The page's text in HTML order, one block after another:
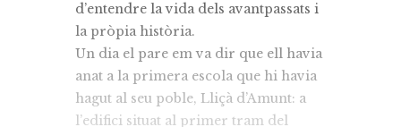
d’entendre la vida dels avantpassats i
la pròpia història.
Un dia el pare em va dir que ell havia
anat a la primera escola que hi havia
hagut al seu poble, Lliçà d’Amunt: a
l’edifici situat al primer tram del